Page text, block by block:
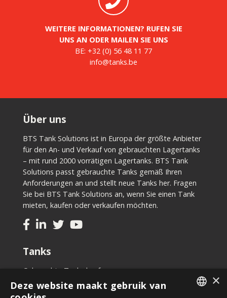
WEITERE INFORMATIONEN? RUFEN SIE
UNS AN ODER MAILEN SIE UNS
BE: +32 (0) 56 48 11 77
info@tanks.be
Über uns
BTS Tank Solutions ist in Europa der größte Anbieter
für den An- und Verkauf von gebrauchten Lagertanks
– mit rund 2000 vorrätigen Lagertanks. BTS Tank
Solutions passt gebrauchte Tanks gemäß Ihren
Anforderungen an und stellt neue Tanks her. Fragen
Sie bei BTS Tank Solutions an, wenn Sie einen Tank
mieten, kaufen oder verkaufen möchten.
Tanks
Gebrauchte Tanks kaufen
Tank kaufen
Tank mieten
×
Deze website maakt gebruik van